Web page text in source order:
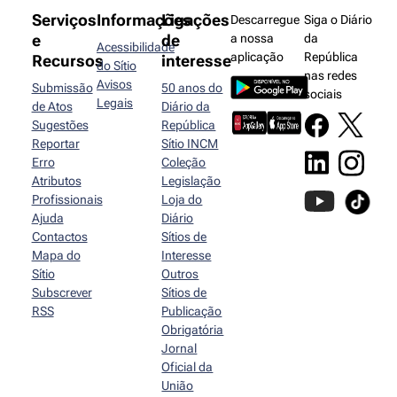
Serviços
e
Recursos
Submissão
de Atos
Sugestões
Reportar
Erro
Atributos
Profissionais
Ajuda
Contactos
Mapa do
Sítio
Subscrever
RSS
Informações
Acessibilidade
do Sítio
Avisos
Legais
Ligações
de
interesse
50 anos do
Diário da
República
Sítio INCM
Coleção
Legislação
Loja do
Diário
Sítios de
Interesse
Outros
Sítios de
Publicação
Obrigatória
Jornal
Oficial da
União
Descarregue
a nossa
aplicação
Siga o Diário
da
República
nas redes
sociais